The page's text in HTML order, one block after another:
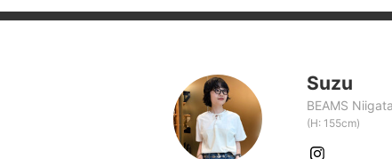
Suzu
BEAMS Niigata
(H: 155cm)